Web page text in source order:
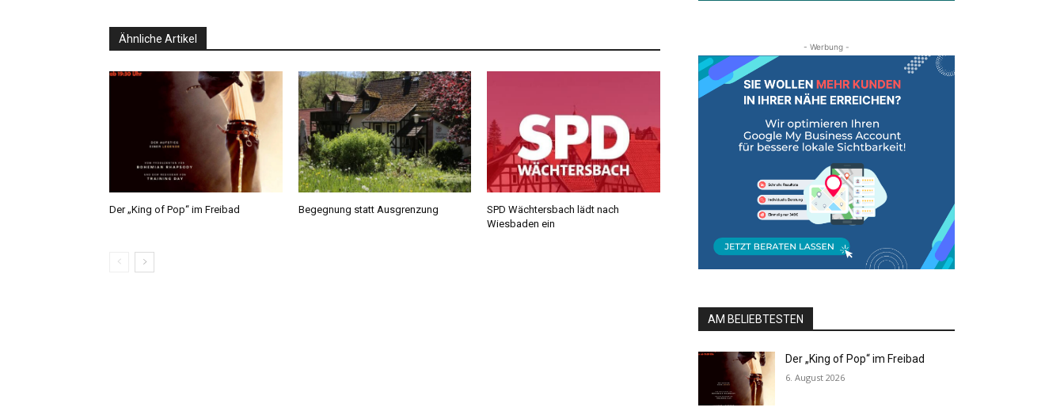
Ähnliche Artikel
Der „King of Pop“ im Freibad Begegnung statt Ausgrenzung
SPD Wächtersbach lädt nach
Wiesbaden ein
- Werbung -
AM BELIEBTESTEN
Der „King of Pop“ im Freibad
6. August 2026